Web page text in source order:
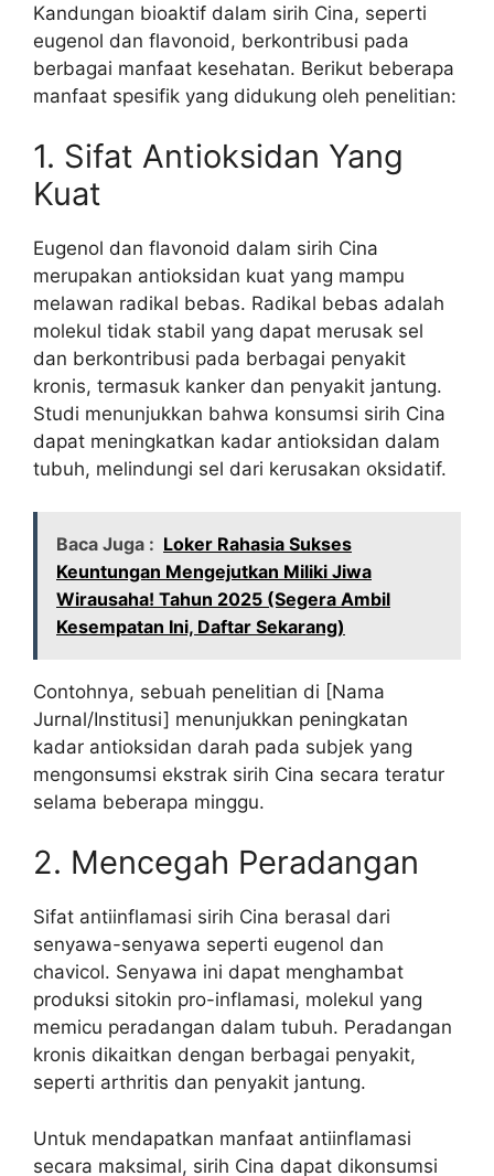
Kandungan bioaktif dalam sirih Cina, seperti
eugenol dan flavonoid, berkontribusi pada
berbagai manfaat kesehatan. Berikut beberapa
manfaat spesifik yang didukung oleh penelitian:
1. Sifat Antioksidan Yang
Kuat
Eugenol dan flavonoid dalam sirih Cina
merupakan antioksidan kuat yang mampu
melawan radikal bebas. Radikal bebas adalah
molekul tidak stabil yang dapat merusak sel
dan berkontribusi pada berbagai penyakit
kronis, termasuk kanker dan penyakit jantung.
Studi menunjukkan bahwa konsumsi sirih Cina
dapat meningkatkan kadar antioksidan dalam
tubuh, melindungi sel dari kerusakan oksidatif.
Baca Juga : Loker Rahasia Sukses
Keuntungan Mengejutkan Miliki Jiwa
Wirausaha! Tahun 2025 (Segera Ambil
Kesempatan Ini, Daftar Sekarang)
Contohnya, sebuah penelitian di [Nama
Jurnal/Institusi] menunjukkan peningkatan
kadar antioksidan darah pada subjek yang
mengonsumsi ekstrak sirih Cina secara teratur
selama beberapa minggu.
2. Mencegah Peradangan
Sifat antiinflamasi sirih Cina berasal dari
senyawa-senyawa seperti eugenol dan
chavicol. Senyawa ini dapat menghambat
produksi sitokin pro-inflamasi, molekul yang
memicu peradangan dalam tubuh. Peradangan
kronis dikaitkan dengan berbagai penyakit,
seperti arthritis dan penyakit jantung.
Untuk mendapatkan manfaat antiinflamasi
secara maksimal, sirih Cina dapat dikonsumsi